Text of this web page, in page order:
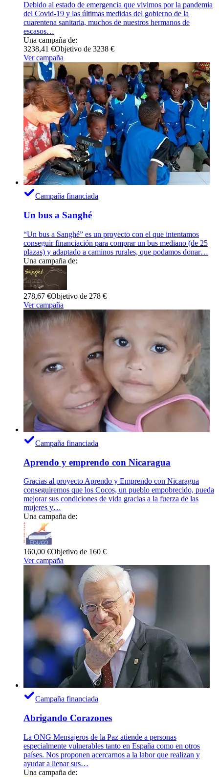
Debido al estado de emergencia que vivimos por la pandemia
del Covid-19 y las últimas medidas del gobierno de la
cuarentena sanitaria, muchos de nuestros hermanos de
escasos…
Una campaña de:
3238,41 €Objetivo de 3238 €
Ver campaña
Campaña financiada
Un bus a Sanghé
“Un bus a Sanghé” es un proyecto con el que intentamos
conseguir financiación para comprar un bus mediano (de 25
plazas) y adaptado a caminos rurales, que podamos donar…
Una campaña de:
278,67 €Objetivo de 278 €
Ver campaña
Campaña financiada
Aprendo y emprendo con Nicaragua
Gracias al proyecto Aprendo y Emprendo con Nicaragua
conseguiremos que los Cocos, un pueblo empobrecido, pueda
mejorar sus condiciones de vida gracias a la fuerza de las
mujeres y…
Una campaña de:
160,00 €Objetivo de 160 €
Ver campaña
Campaña financiada
Abrigando Corazones
La ONG Mensajeros de la Paz atiende a personas
especialmente vulnerables tanto en España como en otros
países. Nos proponen acercarnos a la labor que realizan y
ayudar a llenar sus…
Una campaña de: